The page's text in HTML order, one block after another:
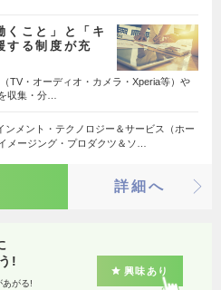
くこと」と「キ
する制度が充
TV・オーディオ・カメラ・Xperia等）や
収集・分…
ンメント・テクノロジー＆サービス（ホー
メージング・プロダクツ＆ソ…
詳細へ
!
あがる!
興味あり